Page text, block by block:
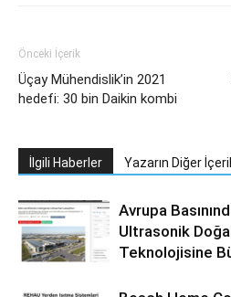
Önceki İçerik
Üçay Mühendislik’in 2021
hedefi: 30 bin Daikin kombi
İlgili Haberler Yazarın Diğer
Avrupa
Ultrasonik
Teknolojisine